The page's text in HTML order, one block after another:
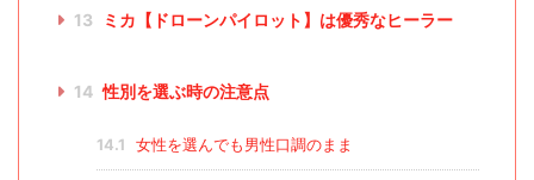
13 ミカ【ドローンパイロット】は優秀なヒーラー
14 性別を選ぶ時の注意点
14.1 女性を選んでも男性口調のまま